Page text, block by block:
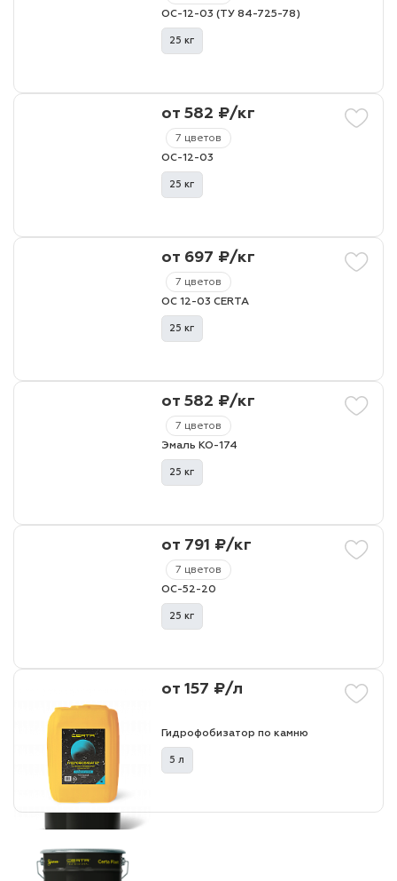
ОС-12-03 (ТУ 84-725-78)
25 кг
7 цветов
от 582 ₽/кг
ОС-12-03
25 кг
7 цветов
от 697 ₽/кг
ОС 12-03 CERTA
25 кг
7 цветов
от 582 ₽/кг
Эмаль КО-174
25 кг
7 цветов
от 791 ₽/кг
ОС-52-20
25 кг
от 157 ₽/л
Гидрофобизатор по камню
5 л